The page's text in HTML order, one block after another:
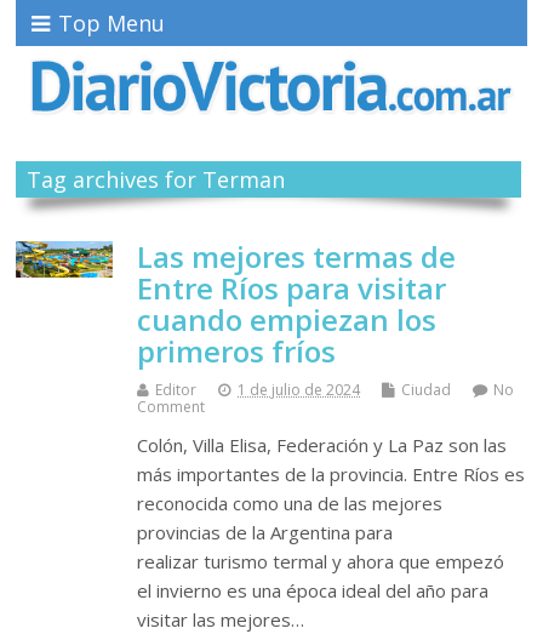
Top Menu
Tag archives for Terman
Las mejores termas de
Entre Ríos para visitar
cuando empiezan los
primeros fríos
Editor 1 de julio de 2024 Ciudad
No
Comment
Colón, Villa Elisa, Federación y La Paz son las
más importantes de la provincia. Entre Ríos es
reconocida como una de las mejores
provincias de la Argentina para
realizar turismo termal y ahora que empezó
el invierno es una época ideal del año para
visitar las mejores…